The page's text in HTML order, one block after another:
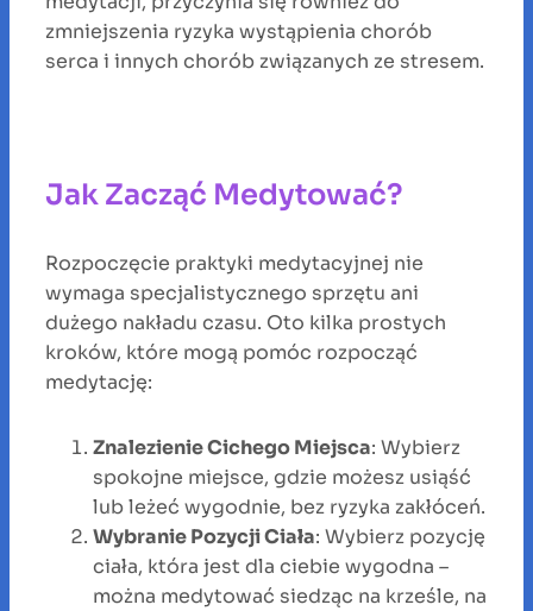
zmniejszenia ryzyka wystąpienia chorób
serca i innych chorób związanych ze stresem.
Jak Zacząć Medytować?
Rozpoczęcie praktyki medytacyjnej nie
wymaga specjalistycznego sprzętu ani
dużego nakładu czasu. Oto kilka prostych
kroków, które mogą pomóc rozpocząć
medytację:
Znalezienie Cichego Miejsca: Wybierz
spokojne miejsce, gdzie możesz usiąść
lub leżeć wygodnie, bez ryzyka zakłóceń.
Wybranie Pozycji Ciała: Wybierz pozycję
ciała, która jest dla ciebie wygodna –
można medytować siedząc na krześle, na